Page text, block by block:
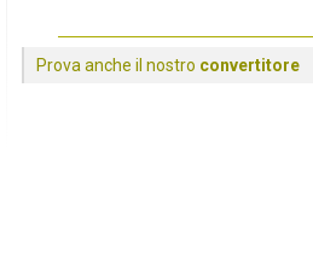
Prova anche il nostro convertitore